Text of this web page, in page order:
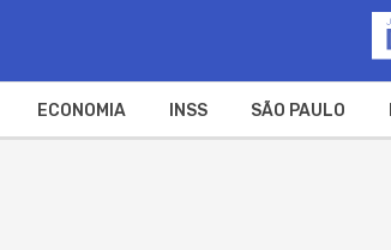
ECONOMIA INSS SÃO PAULO